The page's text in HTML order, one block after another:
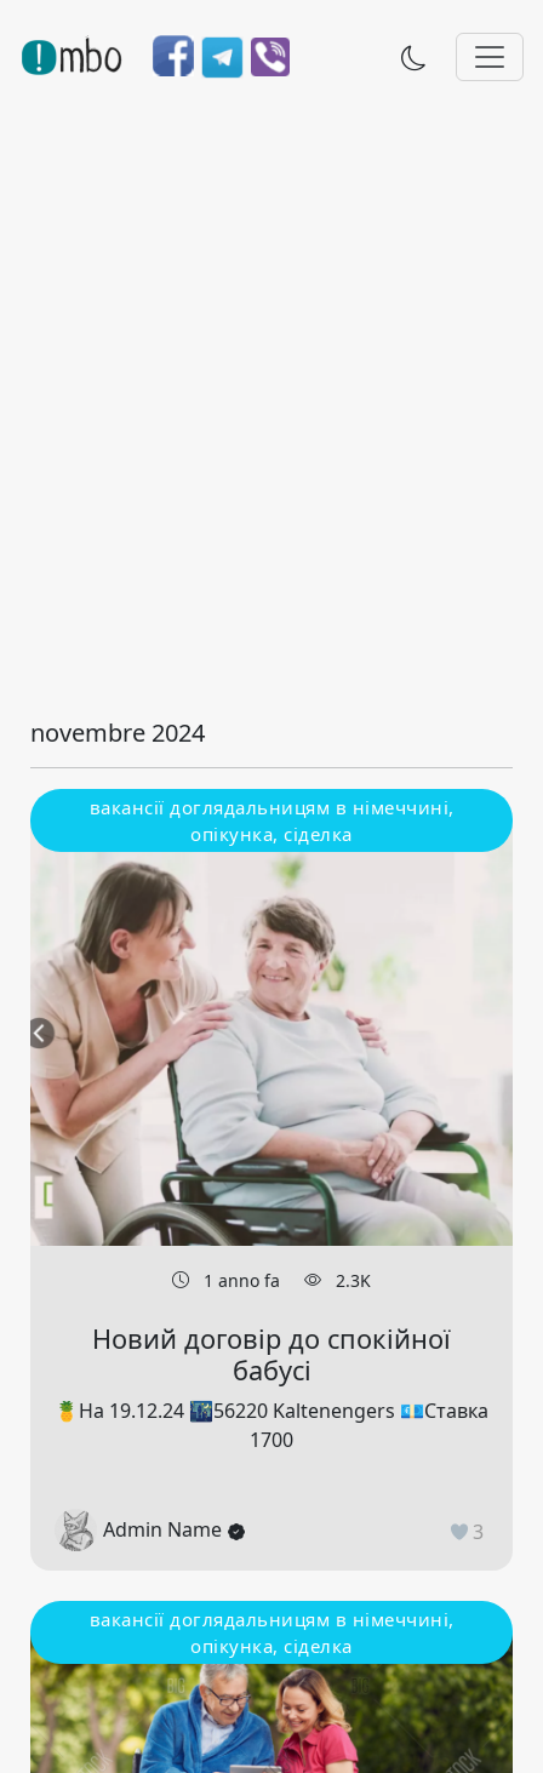
novembre 2024
вакансії доглядальницям в німеччині,
опікунка, сіделка
1 anno fa 2.3K
Новий договір до спокійної
бабусі
🍍На 19.12.24 🌃56220 Kaltenengers 💶Ставка
1700
Admin Name 3
вакансії доглядальницям в німеччині,
опікунка, сіделка